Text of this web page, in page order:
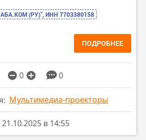
(РУ)”, ИНН 7703380158
ПОДРОБНЕЕ
0 0
Мультимедиа-проекторы
21.10.2025 в 14:55